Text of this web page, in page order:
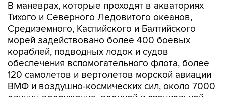
В маневрах, которые проходят в акваториях
Тихого и Северного Ледовитого океанов,
Средиземного, Каспийского и Балтийского
морей задействовано более 400 боевых
кораблей, подводных лодок и судов
обеспечения вспомогательного флота, более
120 самолетов и вертолетов морской авиации
ВМФ и воздушно-космических сил, около 7000